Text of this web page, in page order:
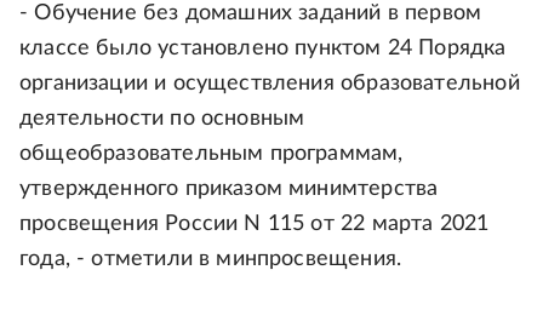
- Обучение без домашних заданий в первом
классе было установлено пунктом 24 Порядка
организации и осуществления образовательной
деятельности по основным
общеобразовательным программам,
утвержденного приказом минимтерства
просвещения России N 115 от 22 марта 2021
года, - отметили в минпросвещения.